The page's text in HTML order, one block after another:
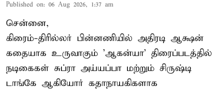
Published on: 06 Aug 2026, 1:37 am
சென்னை,
கிரைம்-திரில்லர் பின்னணியில் அதிரடி ஆக்ஷன்
கதையாக உருவாகும் 'ஆகன்யா' திரைப்படத்தில்
நடிகைகள் சுப்ரா அய்யப்பா மற்றும் சிருஷ்டி
டாங்கே ஆகியோர் கதாநாயகிகளாக